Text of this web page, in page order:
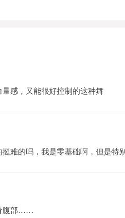
感，又能很好控制的这种舞
挺难的吗，我是零基础啊，但是特
腹部……